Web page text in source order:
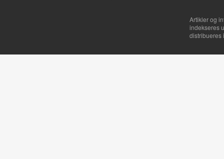
Artikler og
indekseres
distribueres